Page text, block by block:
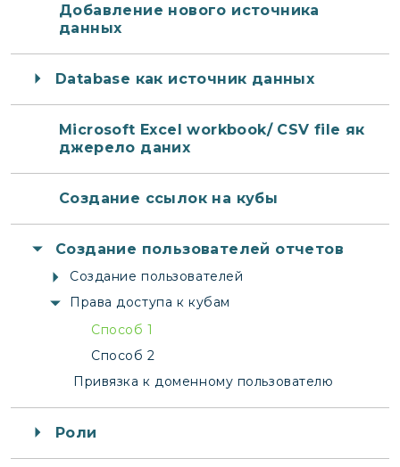
Добавление нового источника
данных
Database как источник данных
Microsoft Excel workbook/ CSV file як
джерело даних
Создание ссылок на кубы
Создание пользователей отчетов
Создание пользователей
Права доступа к кубам
Способ 1
Способ 2
Привязка к доменному пользователю
Роли